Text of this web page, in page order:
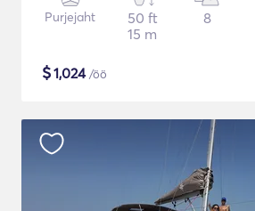
Purjejaht
50 ft
15 m
8
$1,024/öö